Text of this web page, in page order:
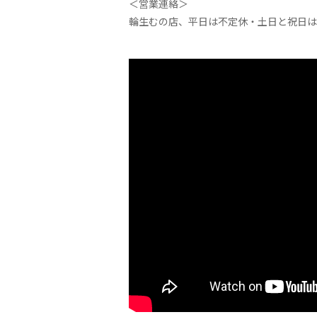
＜営業連絡＞
輪生むの店、平日は不定休・土日と祝日は